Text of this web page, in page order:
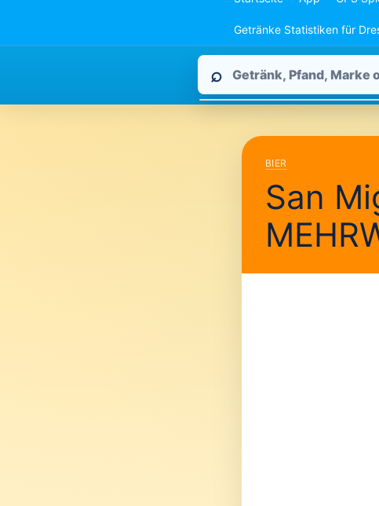
Getränke Statistiken für
Pfandpirat
durchsuchen
⌕
BIER
San